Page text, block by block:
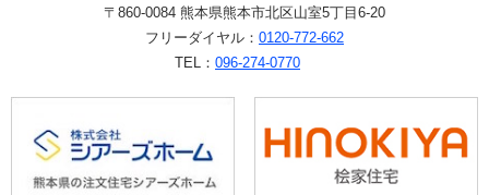
〒860-0084 熊本県熊本市北区山室5丁目6-20
フリーダイヤル： 0120-772-662
TEL： 096-274-0770